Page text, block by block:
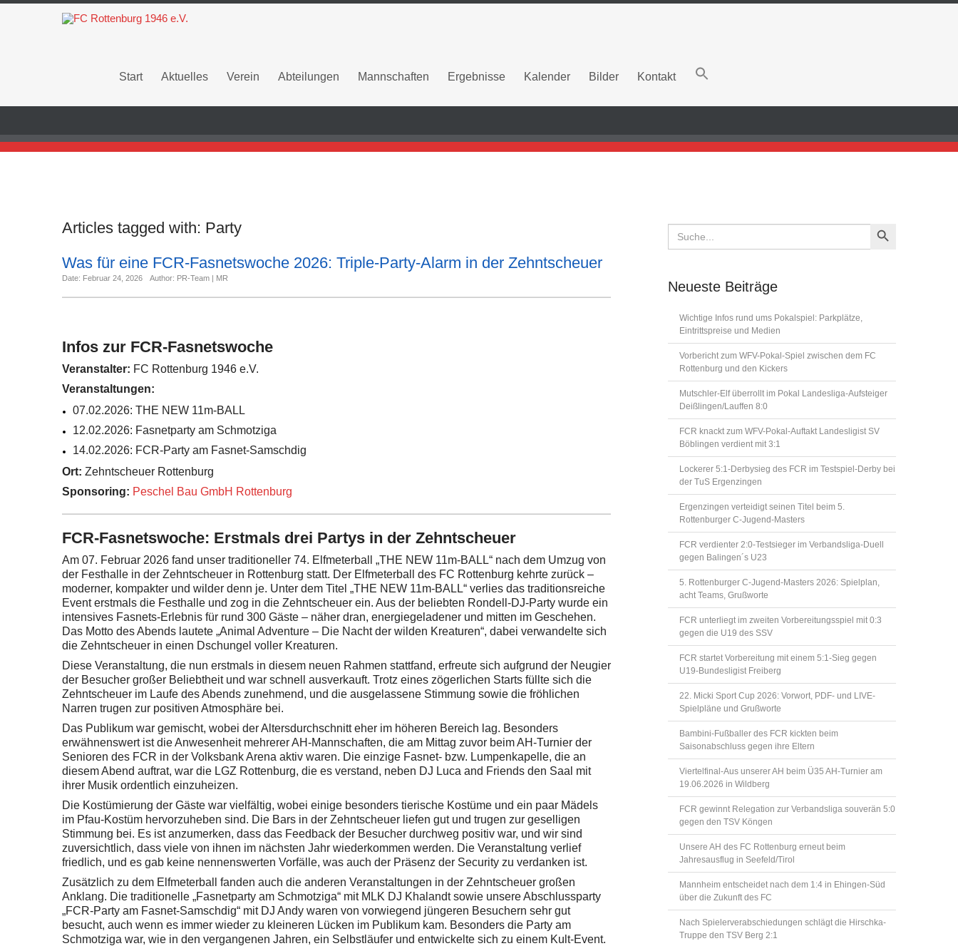
Start Aktuelles Verein Abteilungen Mannschaften Ergebnisse Kalender Bilder Kontakt
Articles tagged with: Party
Was für eine FCR-Fasnetswoche 2026: Triple-Party-Alarm in der Zehntscheuer
Date: Februar 24, 2026 Author: PR-Team | MR
Infos zur FCR-Fasnetswoche
Veranstalter: FC Rottenburg 1946 e.V.
Veranstaltungen:
07.02.2026: THE NEW 11m-BALL
12.02.2026: Fasnetparty am Schmotziga
14.02.2026: FCR-Party am Fasnet-Samschdig
Ort: Zehntscheuer Rottenburg
Sponsoring: Peschel Bau GmbH Rottenburg
FCR-Fasnetswoche: Erstmals drei Partys in der Zehntscheuer
Am 07. Februar 2026 fand unser traditioneller 74. Elfmeterball „THE NEW 11m-BALL“ nach dem Umzug von
der Festhalle in der Zehntscheuer in Rottenburg statt. Der Elfmeterball des FC Rottenburg kehrte zurück –
moderner, kompakter und wilder denn je. Unter dem Titel „THE NEW 11m-BALL“ verlies das traditionsreiche
Event erstmals die Festhalle und zog in die Zehntscheuer ein. Aus der beliebten Rondell-DJ-Party wurde ein
intensives Fasnets-Erlebnis für rund 300 Gäste – näher dran, energiegeladener und mitten im Geschehen.
Das Motto des Abends lautete „Animal Adventure – Die Nacht der wilden Kreaturen“, dabei verwandelte sich
die Zehntscheuer in einen Dschungel voller Kreaturen.
Diese Veranstaltung, die nun erstmals in diesem neuen Rahmen stattfand, erfreute sich aufgrund der Neugier
der Besucher großer Beliebtheit und war schnell ausverkauft. Trotz eines zögerlichen Starts füllte sich die
Zehntscheuer im Laufe des Abends zunehmend, und die ausgelassene Stimmung sowie die fröhlichen
Narren trugen zur positiven Atmosphäre bei.
Das Publikum war gemischt, wobei der Altersdurchschnitt eher im höheren Bereich lag. Besonders
erwähnenswert ist die Anwesenheit mehrerer AH-Mannschaften, die am Mittag zuvor beim AH-Turnier der
Senioren des FCR in der Volksbank Arena aktiv waren. Die einzige Fasnet- bzw. Lumpenkapelle, die an
diesem Abend auftrat, war die LGZ Rottenburg, die es verstand, neben DJ Luca and Friends den Saal mit
ihrer Musik ordentlich einzuheizen.
Die Kostümierung der Gäste war vielfältig, wobei einige besonders tierische Kostüme und ein paar Mädels
im Pfau-Kostüm hervorzuheben sind. Die Bars in der Zehntscheuer liefen gut und trugen zur geselligen
Stimmung bei. Es ist anzumerken, dass das Feedback der Besucher durchweg positiv war, und wir sind
zuversichtlich, dass viele von ihnen im nächsten Jahr wiederkommen werden. Die Veranstaltung verlief
friedlich, und es gab keine nennenswerten Vorfälle, was auch der Präsenz der Security zu verdanken ist.
Zusätzlich zu dem Elfmeterball fanden auch die anderen Veranstaltungen in der Zehntscheuer großen
Anklang. Die traditionelle „Fasnetparty am Schmotziga“ mit MLK DJ Khalandt sowie unsere Abschlussparty
„FCR-Party am Fasnet-Samschdig“ mit DJ Andy waren von vorwiegend jüngeren Besuchern sehr gut
besucht, auch wenn es immer wieder zu kleineren Lücken im Publikum kam. Besonders die Party am
Schmotziga war, wie in den vergangenen Jahren, ein Selbstläufer und entwickelte sich zu einem Kult-Event.
Search
for:
Search Button
Neueste Beiträge
Wichtige Infos rund ums Pokalspiel: Parkplätze,
Eintrittspreise und Medien
Vorbericht zum WFV-Pokal-Spiel zwischen dem FC
Rottenburg und den Kickers
Mutschler-Elf überrollt im Pokal Landesliga-Aufsteiger
Deißlingen/Lauffen 8:0
FCR knackt zum WFV-Pokal-Auftakt Landesligist SV
Böblingen verdient mit 3:1
Lockerer 5:1-Derbysieg des FCR im Testspiel-Derby bei
der TuS Ergenzingen
Ergenzingen verteidigt seinen Titel beim 5.
Rottenburger C-Jugend-Masters
FCR verdienter 2:0-Testsieger im Verbandsliga-Duell
gegen Balingen´s U23
5. Rottenburger C-Jugend-Masters 2026: Spielplan,
acht Teams, Grußworte
FCR unterliegt im zweiten Vorbereitungsspiel mit 0:3
gegen die U19 des SSV
FCR startet Vorbereitung mit einem 5:1-Sieg gegen
U19-Bundesligist Freiberg
22. Micki Sport Cup 2026: Vorwort, PDF- und LIVE-
Spielpläne und Grußworte
Bambini-Fußballer des FCR kickten beim
Saisonabschluss gegen ihre Eltern
Viertelfinal-Aus unserer AH beim Ü35 AH-Turnier am
19.06.2026 in Wildberg
FCR gewinnt Relegation zur Verbandsliga souverän 5:0
gegen den TSV Köngen
Unsere AH des FC Rottenburg erneut beim
Jahresausflug in Seefeld/Tirol
Mannheim entscheidet nach dem 1:4 in Ehingen-Süd
über die Zukunft des FC
Nach Spielerverabschiedungen schlägt die Hirschka-
Truppe den TSV Berg 2:1